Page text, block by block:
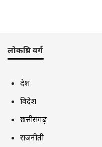
लोकप्रिय वर्ग
देश
विदेश
छत्तीसगढ़
राजनीती